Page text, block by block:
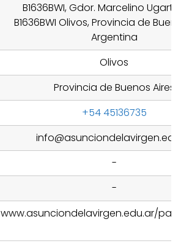
B1636BWI, Gdor. Marcelino
B1636BWI Olivos, Provincia de
Argentina
Olivos
Provincia de Buenos Aires
+54 45136735
-
-
www.asunciondelavirgen.edu.ar/